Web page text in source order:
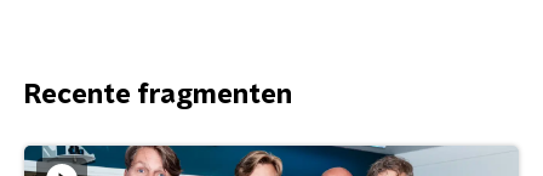
Recente fragmenten